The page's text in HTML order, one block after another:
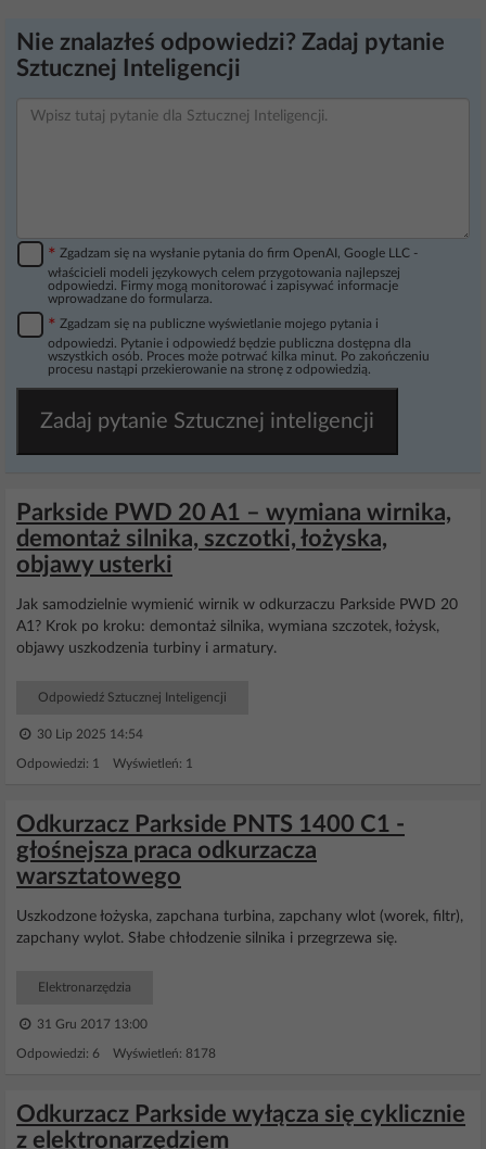
Nie znalazłeś odpowiedzi? Zadaj pytanie
Sztucznej Inteligencji
* Zgadzam się na wysłanie pytania do firm OpenAI, Google LLC -
właścicieli modeli językowych celem przygotowania najlepszej
odpowiedzi. Firmy mogą monitorować i zapisywać informacje
wprowadzane do formularza.
* Zgadzam się na publiczne wyświetlanie mojego pytania i
odpowiedzi. Pytanie i odpowiedź będzie publiczna dostępna dla
wszystkich osób. Proces może potrwać kilka minut. Po zakończeniu
procesu nastąpi przekierowanie na stronę z odpowiedzią.
Zadaj pytanie Sztucznej inteligencji
Parkside PWD 20 A1 – wymiana wirnika,
demontaż silnika, szczotki, łożyska,
objawy usterki
Jak samodzielnie wymienić wirnik w odkurzaczu Parkside PWD 20
A1? Krok po kroku: demontaż silnika, wymiana szczotek, łożysk,
objawy uszkodzenia turbiny i armatury.
Odpowiedź Sztucznej Inteligencji
30 Lip 2025 14:54
Odpowiedzi: 1 Wyświetleń: 1
Odkurzacz Parkside PNTS 1400 C1 -
głośnejsza praca odkurzacza
warsztatowego
Uszkodzone łożyska, zapchana turbina, zapchany wlot (worek, filtr),
zapchany wylot. Słabe chłodzenie silnika i przegrzewa się.
Elektronarzędzia
31 Gru 2017 13:00
Odpowiedzi: 6 Wyświetleń: 8178
Odkurzacz Parkside wyłącza się cyklicznie
z elektronarzędziem